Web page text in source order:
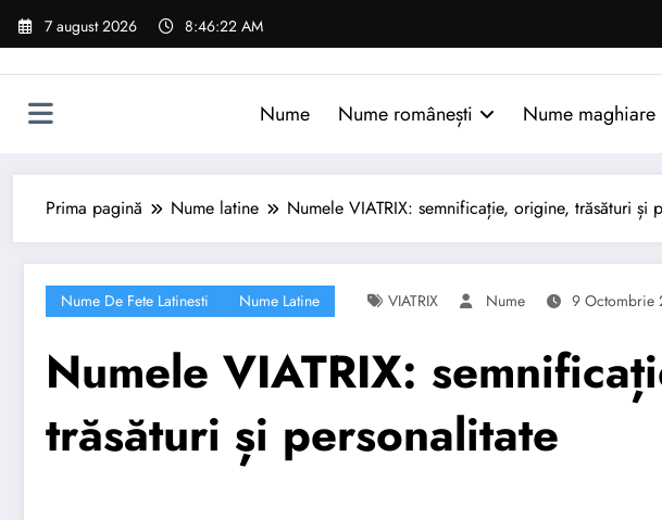
Sari
7 august 2026 8:46:23 AM
Nume Nume românești Nume maghiare
Prima pagină Nume latine Numele VIATRIX: semnificație, origine, trăsături și
Nume De Fete Latinesti Nume Latine VIATRIX Nume 9 Octombrie
Numele VIATRIX:
trăsături și personalitate